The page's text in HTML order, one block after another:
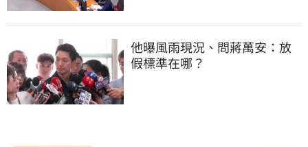
他曝風雨現況、問蔣萬安：放
假標準在哪？